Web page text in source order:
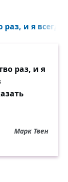
и я
раз, и я
Марк Твен